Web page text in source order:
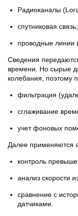
Радиоканалы
спутниковая связь;
проводные линии
Сведения
времени. Но сырые
колебания, поэтому
фильтрация
сглаживание
учет фоновых
Далее применяются
контроль
анализ скорости
сравнение с
датчиками.